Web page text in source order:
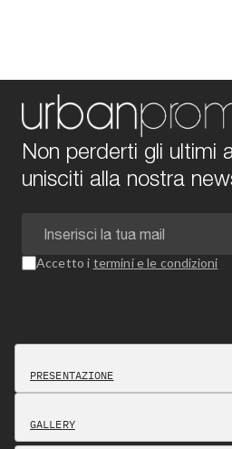
Non perderti gli ultimi
unisciti alla nostra
Accetto i termini e le condizioni
PRESENTAZIONE
GALLERY